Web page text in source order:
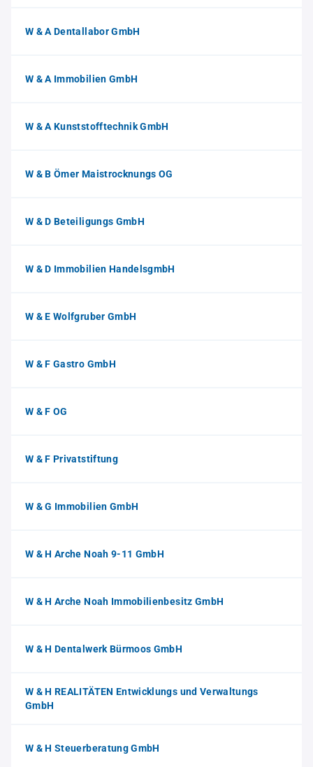
W & A Dentallabor GmbH
W & A Immobilien GmbH
W & A Kunststofftechnik GmbH
W & B Ömer Maistrocknungs OG
W & D Beteiligungs GmbH
W & D Immobilien HandelsgmbH
W & E Wolfgruber GmbH
W & F Gastro GmbH
W & F OG
W & F Privatstiftung
W & G Immobilien GmbH
W & H Arche Noah 9-11 GmbH
W & H Arche Noah Immobilienbesitz GmbH
W & H Dentalwerk Bürmoos GmbH
W & H REALITÄTEN Entwicklungs und Verwaltungs
GmbH
W & H Steuerberatung GmbH